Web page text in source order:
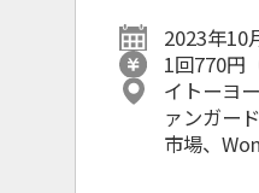
2023年10
売予定！
1回770円
イトーヨ
ァンガー
市場、